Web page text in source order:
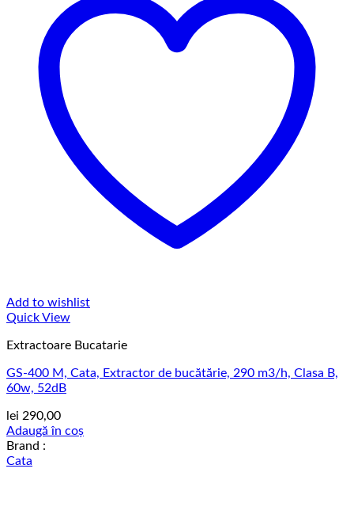
Add to wishlist
Quick View
Extractoare Bucatarie
GS-400 M, Cata, Extractor de bucătărie, 290 m3/h, Clasa B,
60w, 52dB
lei 290,00
Adaugă în coș
Brand :
Cata